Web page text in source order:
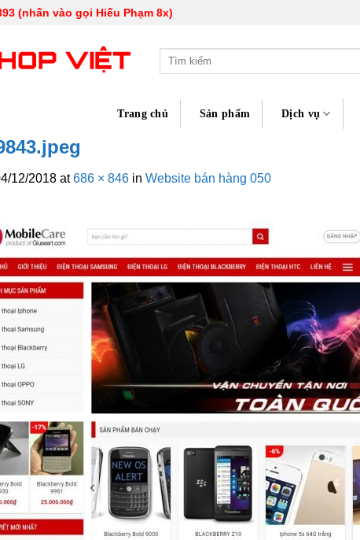
(nhấn vào gọi Hiếu Phạm 8x)
Tìm
Trang chủ Sản phẩm Dịch vụ
12/2018 at686 × 846 in Website bán hàng 050